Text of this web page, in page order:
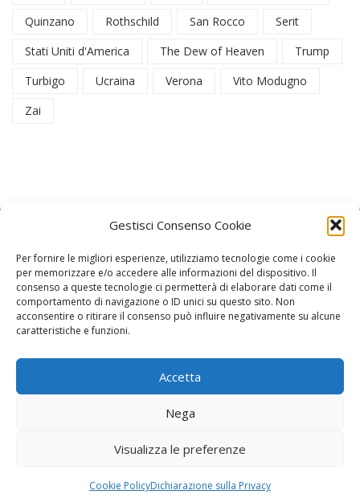
Gestisci Consenso Cookie
Per fornire le migliori esperienze, utilizziamo tecnologie come i cookie
per memorizzare e/o accedere alle informazioni del dispositivo. Il
consenso a queste tecnologie ci permetterà di elaborare dati come il
comportamento di navigazione o ID unici su questo sito. Non
acconsentire o ritirare il consenso può influire negativamente su alcune
caratteristiche e funzioni.
Accetta
Nega
Visualizza le preferenze
Cookie PolicyDichiarazione sulla Privacy
Quinzano
Rothschild San Rocco
Serit
Stati Uniti d'America
The Dew of Heaven
Trump
Turbigo
Ucraina Verona
Vito Modugno
Zai
La Redazione
Direttore responsabile:
Critica Letteraria:Ambrogio Bianchi
Ada Simoni
Copyright © 2022 Giornale Cangrande. Tutti i diritti sono riservati.